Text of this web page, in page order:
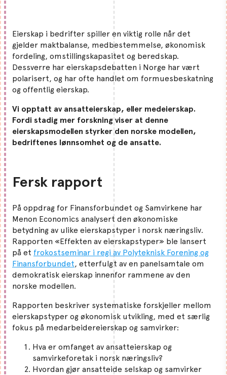
Eierskap i bedrifter spiller en viktig rolle når det
gjelder maktbalanse, medbestemmelse, økonomisk
fordeling, omstillingskapasitet og beredskap.
Dessverre har eierskapsdebatten i Norge har vært
polarisert, og har ofte handlet om formuesbeskatning
og offentlig eierskap.
Vi opptatt av ansatteierskap, eller medeierskap.
Fordi stadig mer forskning viser at denne
eierskapsmodellen styrker den norske modellen,
bedriftenes lønnsomhet og de ansatte.
Fersk rapport
På oppdrag for Finansforbundet og Samvirkene har
Menon Economics analysert den økonomiske
betydning av ulike eierskapstyper i norsk næringsliv.
Rapporten «Effekten av eierskapstyper» ble lansert
på et frokostseminar i regi av Polyteknisk Forening og
Finansforbundet, etterfulgt av en panelsamtale om
demokratisk eierskap innenfor rammene av den
norske modellen.
Rapporten beskriver systematiske forskjeller mellom
eierskapstyper og økonomisk utvikling, med et særlig
fokus på medarbeidereierskap og samvirker:
Hva er omfanget av ansatteierskap og
samvirkeforetak i norsk næringsliv?
Hvordan gjør ansatteide selskap og samvirker